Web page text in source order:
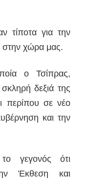
τίποτα για την
στην χώρα μας.
ο Τσίπρας,
δεξιά της
περίπου σε νέο
και την
γεγονός ότι
Έκθεση και